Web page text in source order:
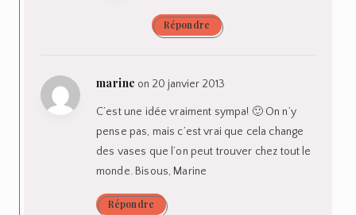
Répondre
marine on 20 janvier 2013
C’est une idée vraiment sympa! 🙂 On n’y
pense pas, mais c’est vrai que cela change
des vases que l’on peut trouver chez tout le
monde. Bisous, Marine
Répondre